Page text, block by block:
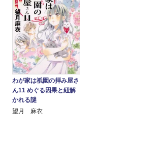
わが家は祇園の拝み屋さ
ん11 めぐる因果と紐解
かれる謎
望月 麻衣